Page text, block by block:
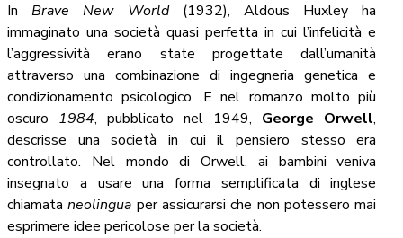
InBrave New World(1932), Aldous Huxley ha
immaginato una società quasi perfetta in cui l’infelicità e
l’aggressività erano state progettate dall’umanità
attraverso una combinazione di ingegneria genetica e
condizionamento psicologico. E nel romanzo molto più
oscuro 1984, pubblicato nel 1949, George Orwell,
descrisse una società in cui il pensiero stesso era
controllato. Nel mondo di Orwell, ai bambini veniva
insegnato a usare una forma semplificata di inglese
chiamataneolingua per assicurarsi che non potessero mai
esprimere idee pericolose per la società.